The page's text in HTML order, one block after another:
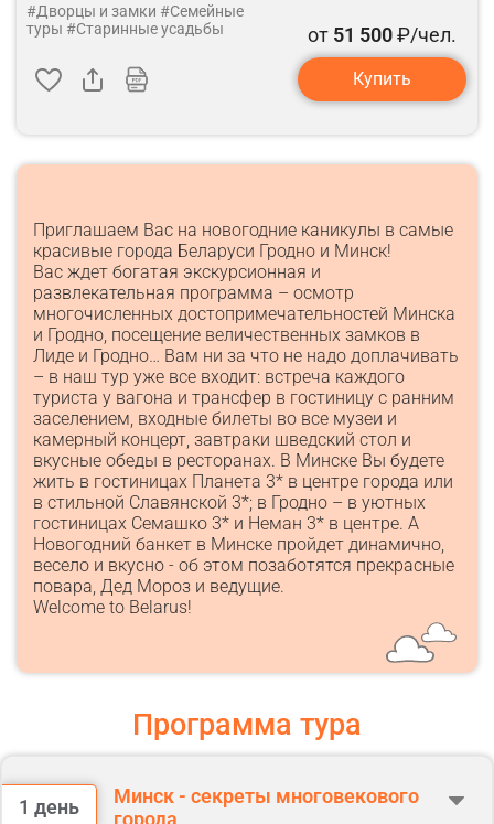
#Дворцы и замки #Семейные
туры #Старинные усадьбы от 51 500₽/чел.
Купить
Приглашаем Вас на новогодние каникулы в самые
красивые города Беларуси Гродно и Минск!
Вас ждет богатая экскурсионная и
развлекательная программа – осмотр
многочисленных достопримечательностей Минска
и Гродно, посещение величественных замков в
Лиде и Гродно… Вам ни за что не надо доплачивать
– в наш тур уже все входит: встреча каждого
туриста у вагона и трансфер в гостиницу с ранним
заселением, входные билеты во все музеи и
камерный концерт, завтраки шведский стол и
вкусные обеды в ресторанах. В Минске Вы будете
жить в гостиницах Планета 3* в центре города или
в стильной Славянской 3*; в Гродно – в уютных
гостиницах Семашко 3* и Неман 3* в центре. А
Новогодний банкет в Минске пройдет динамично,
весело и вкусно - об этом позаботятся прекрасные
повара, Дед Мороз и ведущие.
Welcome to Belarus!
Программа тура
1 день
Минск - секреты многовекового
города